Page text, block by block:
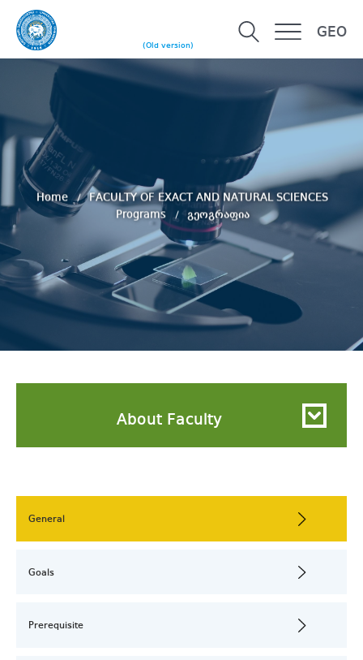
(Old version)
GEO
Home
FACULTY OF EXACT AND NATURAL SCIENCES
Programs
გეოგრაფია
About Faculty
General
Goals
Prerequisite